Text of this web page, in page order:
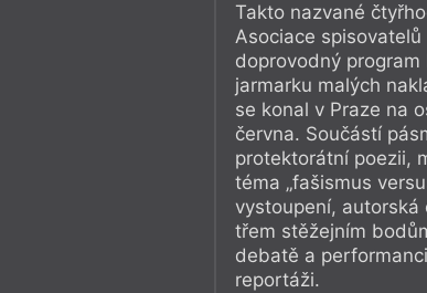
Takto nazvané
Asociace
doprovodný
jarmarku malých
se konal v Praze na
června. Součástí
protektorátní poezii,
téma „fašismus
vystoupení, autorská
třem stěžejním
debatě a
reportáži.